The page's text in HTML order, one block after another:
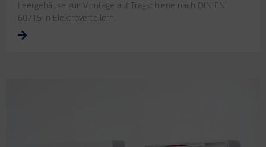
Leergehäuse zur Montage auf Tragschiene nach DIN EN
60715 in Elektroverteilern.